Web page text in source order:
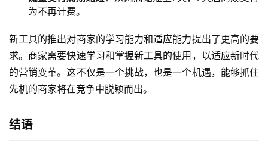
为不再计费。
新工具的推出对商家的学习能力和适应能力提出了更高的要
求。商家需要快速学习和掌握新工具的使用，以适应新时代
的营销变革。这不仅是一个挑战，也是一个机遇，能够抓住
先机的商家将在竞争中脱颖而出。
结语